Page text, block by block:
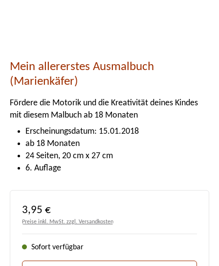
Mein allererstes Ausmalbuch
(Marienkäfer)
Fördere die Motorik und die Kreativität deines Kindes
mit diesem Malbuch ab 18 Monaten
Erscheinungsdatum: 15.01.2018
ab 18 Monaten
24 Seiten, 20 cm x 27 cm
6. Auflage
Regulärer Preis:
3,95 €
Preise inkl. MwSt. zzgl. Versandkosten
Sofort verfügbar